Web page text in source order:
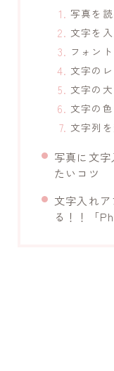
写真を
文字を
フォン
文字の
文字の
文字の
文字列
写真に文
たいコツ
文字入れ
る！！「